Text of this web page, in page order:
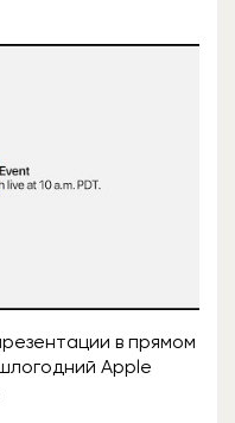
в прямом
Apple